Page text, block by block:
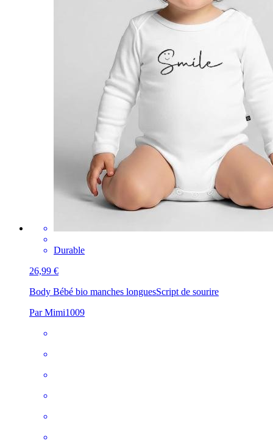
Durable
26,99 €
Body Bébé bio manches longuesScript de sourire
Par Mimi1009